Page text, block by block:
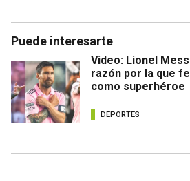
Puede interesarte
Video: Lionel
razón por la que
como superhéroe
DEPORTES